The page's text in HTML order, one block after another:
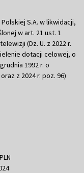
S.A. w likwidacji,
w art. 21 ust. 1
(Dz. U. z 2022 r.
dotacji celowej, o
1992 r. o
z 2024 r. poz. 96)